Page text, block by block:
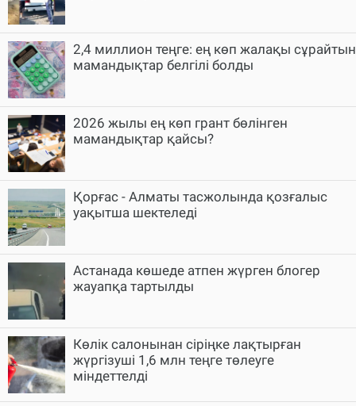
2,4 миллион теңге: ең көп жалақы сұрайтын
мамандықтар белгілі болды
2026 жылы ең көп грант бөлінген
мамандықтар қайсы?
Қорғас - Алматы тасжолында қозғалыс
уақытша шектеледі
Астанада көшеде атпен жүрген блогер
жауапқа тартылды
Көлік салонынан сіріңке лақтырған
жүргізуші 1,6 млн теңге төлеуге
міндеттелді